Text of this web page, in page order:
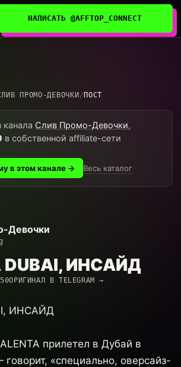
НАПИСАТЬ @AFFTOP_CONNECT
ПРОМО-ДЕВОЧКИ / ПОСТ
Слив Промо-Девочки,
в собственной affiliate-сети
в этом канале → Весь каталог
Девочки
DUBAI, ИНСАЙД
ОРИГИНАЛ В TELEGRAM →
ИНСАЙД
прилетел в Дубай в
говорит, «специально, оверсайз-